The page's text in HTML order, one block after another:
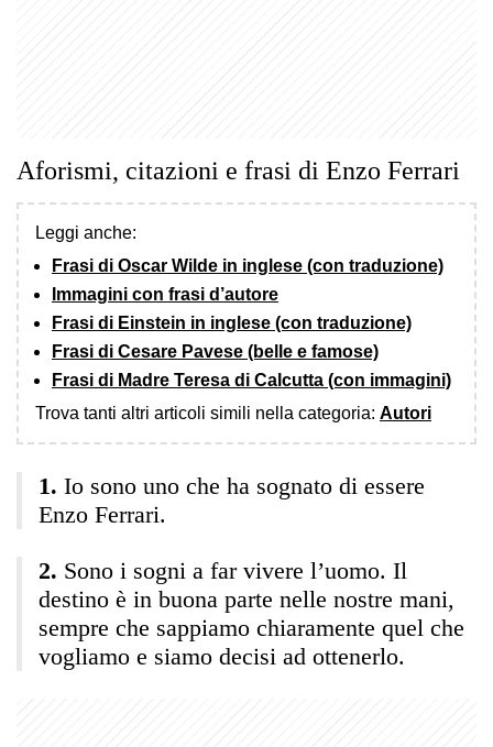
Aforismi, citazioni e frasi di Enzo Ferrari
Leggi anche:
Frasi di Oscar Wilde in inglese (con traduzione)
Immagini con frasi d’autore
Frasi di Einstein in inglese (con traduzione)
Frasi di Cesare Pavese (belle e famose)
Frasi di Madre Teresa di Calcutta (con immagini)
Trova tanti altri articoli simili nella categoria: Autori
Io sono uno che ha sognato di essere
Enzo Ferrari.
Sono i sogni a far vivere l’uomo. Il
destino è in buona parte nelle nostre mani,
sempre che sappiamo chiaramente quel che
vogliamo e siamo decisi ad ottenerlo.